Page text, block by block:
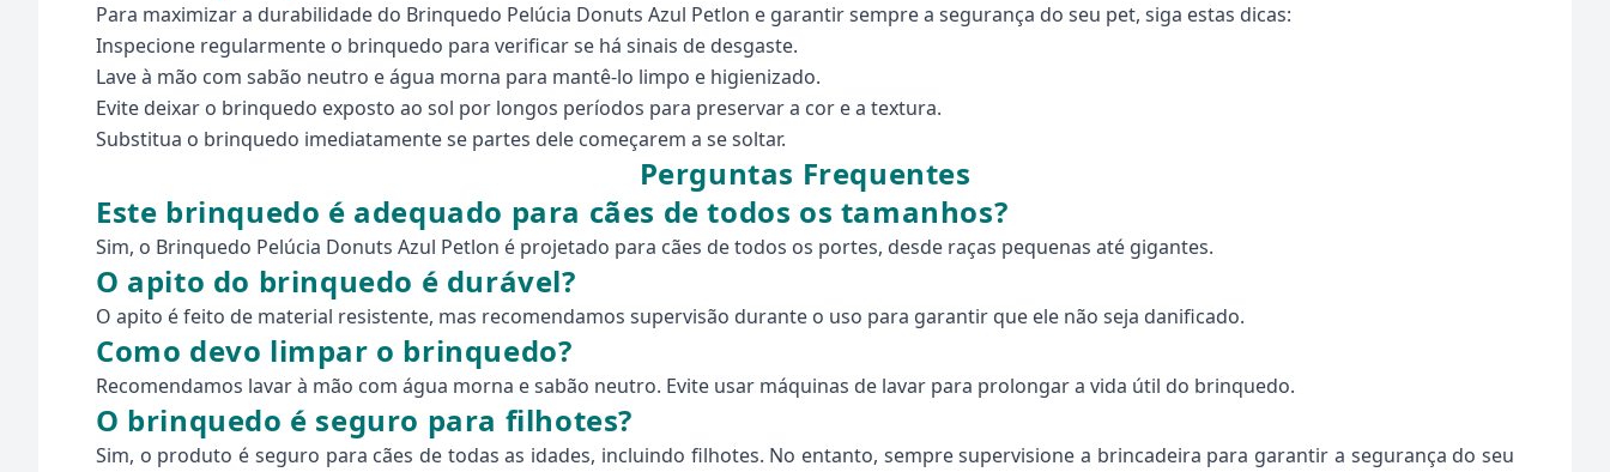
Para maximizar a durabilidade do Brinquedo Pelúcia Donuts Azul Petlon e garantir sempre a segurança do seu pet, siga estas dicas:
Inspecione regularmente o brinquedo para verificar se há sinais de desgaste.
Lave à mão com sabão neutro e água morna para mantê-lo limpo e higienizado.
Evite deixar o brinquedo exposto ao sol por longos períodos para preservar a cor e a textura.
Substitua o brinquedo imediatamente se partes dele começarem a se soltar.
Perguntas Frequentes
Este brinquedo é adequado para cães de todos os tamanhos?
Sim, o Brinquedo Pelúcia Donuts Azul Petlon é projetado para cães de todos os portes, desde raças pequenas até gigantes.
O apito do brinquedo é durável?
O apito é feito de material resistente, mas recomendamos supervisão durante o uso para garantir que ele não seja danificado.
Como devo limpar o brinquedo?
Recomendamos lavar à mão com água morna e sabão neutro. Evite usar máquinas de lavar para prolongar a vida útil do brinquedo.
O brinquedo é seguro para filhotes?
Sim, o produto é seguro para cães de todas as idades, incluindo filhotes. No entanto, sempre supervisione a brincadeira para garantir a segurança do seu